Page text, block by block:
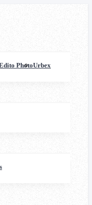
PhotoUrbex